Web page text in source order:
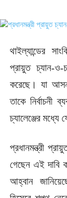
থাইল্যান্ডের
প্রায়ুত চ্যান-ও-
করেছে। যা
তাকে
চ্যালেঞ্জের মধ্যে
প্রধানমন্ত্রী
গেছেন এই দাবি
আহ্বান